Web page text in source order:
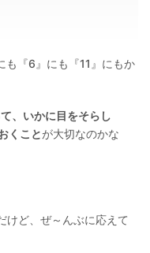
『6』にも『11』にもか
、いかに目をそらし
くことが大切なのかな
けど、ぜ～んぶに応えて